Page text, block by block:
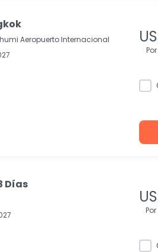
Aeropuerto Internacional
Días